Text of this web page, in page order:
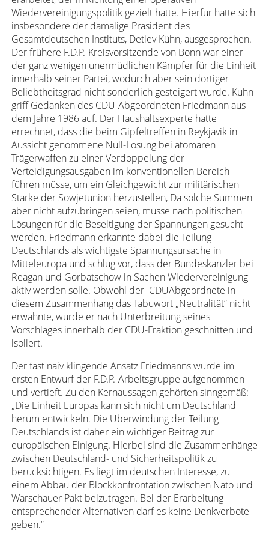
Wiedervereinigungspolitik gezielt hätte. Hierfür hatte sich
insbesondere der damalige Präsident des
Gesamtdeutschen Instituts, Detlev Kühn, ausgesprochen.
Der frühere F.D.P.-Kreisvorsitzende von Bonn war einer
der ganz wenigen unermüdlichen Kämpfer für die Einheit
innerhalb seiner Partei, wodurch aber sein dortiger
Beliebtheitsgrad nicht sonderlich gesteigert wurde. Kühn
griff Gedanken des CDU-Abgeordneten Friedmann aus
dem Jahre 1986 auf. Der Haushaltsexperte hatte
errechnet, dass die beim Gipfeltreffen in Reykjavik in
Aussicht genommene Null-Lösung bei atomaren
Trägerwaffen zu einer Verdoppelung der
Verteidigungsausgaben im konventionellen Bereich
führen müsse, um ein Gleichgewicht zur militärischen
Stärke der Sowjetunion herzustellen, Da solche Summen
aber nicht aufzubringen seien, müsse nach politischen
Lösungen für die Beseitigung der Spannungen gesucht
werden. Friedmann erkannte dabei die Teilung
Deutschlands als wichtigste Spannungsursache in
Mitteleuropa und schlug vor, dass der Bundeskanzler bei
Reagan und Gorbatschow in Sachen Wiedervereinigung
aktiv werden solle. Obwohl der CDUAbgeordnete in
diesem Zusammenhang das Tabuwort „Neutralität“ nicht
erwähnte, wurde er nach Unterbreitung seines
Vorschlages innerhalb der CDU-Fraktion geschnitten und
isoliert.
Der fast naiv klingende Ansatz Friedmanns wurde im
ersten Entwurf der F.D.P.-Arbeitsgruppe aufgenommen
und vertieft. Zu den Kernaussagen gehörten sinngemäß:
„Die Einheit Europas kann sich nicht um Deutschland
herum entwickeln. Die Überwindung der Teilung
Deutschlands ist daher ein wichtiger Beitrag zur
europäischen Einigung. Hierbei sind die Zusammenhänge
zwischen Deutschland- und Sicherheitspolitik zu
berücksichtigen. Es liegt im deutschen Interesse, zu
einem Abbau der Blockkonfrontation zwischen Nato und
Warschauer Pakt beizutragen. Bei der Erarbeitung
entsprechender Alternativen darf es keine Denkverbote
geben.“